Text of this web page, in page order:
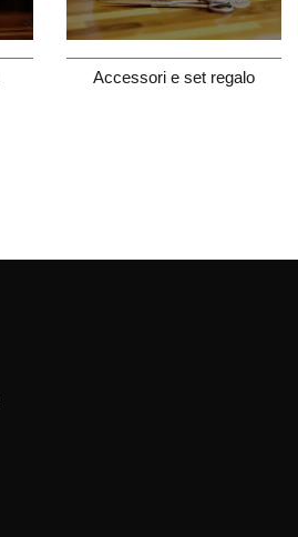
Accessori e set regalo